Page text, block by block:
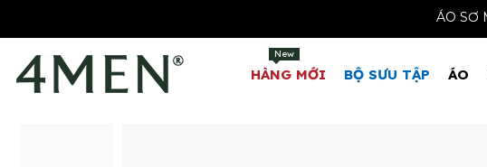
HÀNG MỚI
New
BỘ SƯU TẬP ÁO